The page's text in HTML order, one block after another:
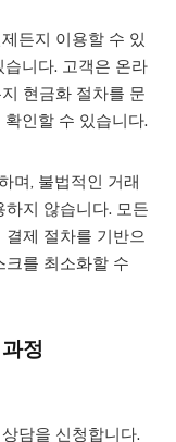
든지 이용할 수 있
습니다. 고객은 온라
현금화 절차를 문
인할 수 있습니다.
며, 불법적인 거래
지 않습니다. 모든
제 절차를 기반으
크를 최소화할 수
정
담을 신청합니다.